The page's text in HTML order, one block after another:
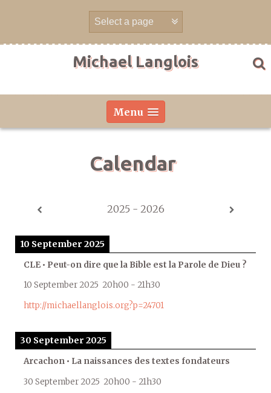
Michael Langlois
Menu
Calendar
2025 - 2026
10 September 2025
CLE • Peut-on dire que la Bible est la Parole de Dieu ?
10 September 2025 20h00 - 21h30
http://michaellanglois.org?p=24701
30 September 2025
Arcachon • La naissances des textes fondateurs
30 September 2025 20h00 - 21h30